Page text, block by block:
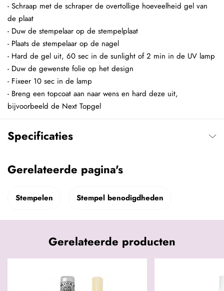
- Schraap met de schraper de overtollige hoeveelheid gel van
de plaat
- Duw de stempelaar op de stempelplaat
- Plaats de stempelaar op de nagel
- Hard de gel uit, 60 sec in de sunlight of 2 min in de UV lamp
- Duw de gewenste folie op het design
- Fixeer 10 sec in de lamp
- Breng een topcoat aan naar wens en hard deze uit,
bijvoorbeeld de Next Topgel
Specificaties
Gerelateerde pagina's
Stempelen Stempel benodigdheden
Gerelateerde producten